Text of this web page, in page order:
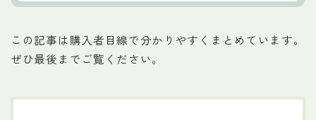
この記事は購入者目線で分かりやすくまとめています。
ぜひ最後までご覧ください。